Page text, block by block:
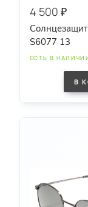
4 500 ₽
S6077 13
ЕСТЬ В
В